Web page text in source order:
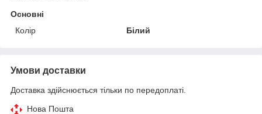
Основні
Колір
Білий
Умови доставки
Доставка здійснюється тільки по передоплаті.
Нова Пошта